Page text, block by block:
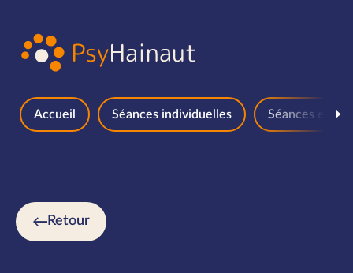
Accueil Séances individuelles Séances en
Retour